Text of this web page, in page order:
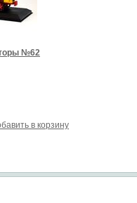
№62
в корзину